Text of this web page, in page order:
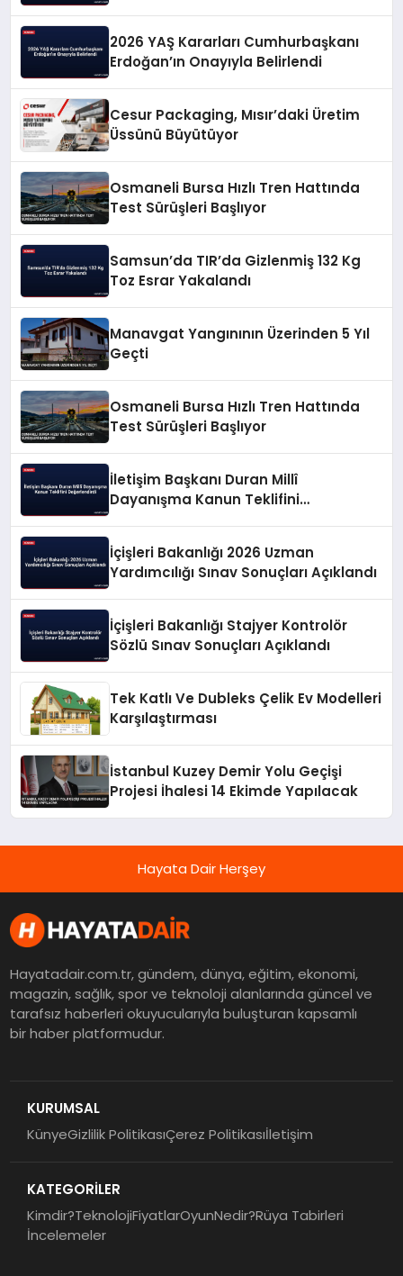
2026 YAŞ Kararları Cumhurbaşkanı
Erdoğan’ın Onayıyla Belirlendi
Cesur Packaging, Mısır’daki Üretim
Üssünü Büyütüyor
Osmaneli Bursa Hızlı Tren Hattında
Test Sürüşleri Başlıyor
Samsun’da TIR’da Gizlenmiş 132 Kg
Toz Esrar Yakalandı
Manavgat Yangınının Üzerinden 5 Yıl
Geçti
Osmaneli Bursa Hızlı Tren Hattında
Test Sürüşleri Başlıyor
İletişim Başkanı Duran Millî
Dayanışma Kanun Teklifini
İçişleri Bakanlığı 2026 Uzman
Yardımcılığı Sınav Sonuçları Açıklandı
İçişleri Bakanlığı Stajyer Kontrolör
Sözlü Sınav Sonuçları Açıklandı
Tek Katlı Ve Dubleks Çelik Ev Modelleri
Karşılaştırması
İstanbul Kuzey Demir Yolu Geçişi
Projesi İhalesi 14 Ekimde Yapılacak
Hayata Dair Herşey
Hayatadair.com.tr, gündem, dünya, eğitim, ekonomi,
magazin, sağlık, spor ve teknoloji alanlarında güncel ve
tarafsız haberleri okuyucularıyla buluşturan kapsamlı
bir haber platformudur.
KURUMSAL
KünyeGizlilik PolitikasıÇerez Politikasıİletişim
KATEGORİLER
Kimdir?TeknolojiFiyatlarOyunNedir?Rüya Tabirleri
İncelemeler